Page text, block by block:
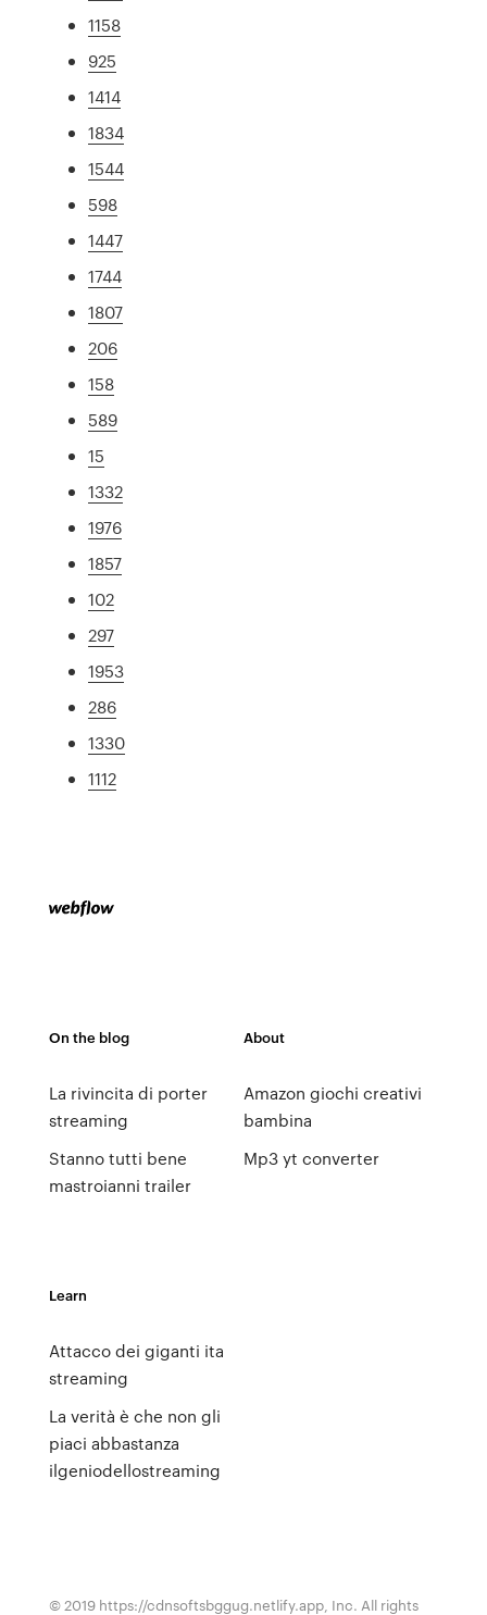
1158
925
1414
1834
1544
598
1447
1744
1807
206
158
589
15
1332
1976
1857
102
297
1953
286
1330
1112
On the blog
La rivincita di porter
streaming
Stanno tutti bene
mastroianni trailer
About
Amazon giochi creativi
bambina
Mp3 yt converter
Learn
Attacco dei giganti ita
streaming
La verità è che non gli
piaci abbastanza
ilgeniodellostreaming
© 2019 https://cdnsoftsbggug.netlify.app, Inc. All rights